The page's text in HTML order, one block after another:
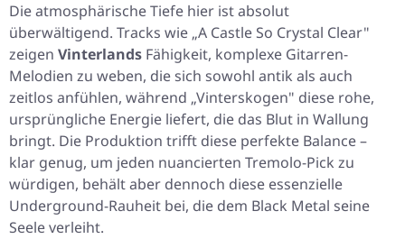
Die atmosphärische Tiefe hier ist absolut
überwältigend. Tracks wie „A Castle So Crystal Clear"
zeigen Vinterlands Fähigkeit, komplexe Gitarren-
Melodien zu weben, die sich sowohl antik als auch
zeitlos anfühlen, während „Vinterskogen" diese rohe,
ursprüngliche Energie liefert, die das Blut in Wallung
bringt. Die Produktion trifft diese perfekte Balance –
klar genug, um jeden nuancierten Tremolo-Pick zu
würdigen, behält aber dennoch diese essenzielle
Underground-Rauheit bei, die dem Black Metal seine
Seele verleiht.